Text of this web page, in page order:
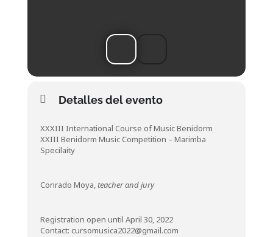
Detalles del evento
XXXIII International Course of Music Benidorm
XXIII Benidorm Music Competition – Marimba
Specilaity
Conrado Moya,teacher and jury
Registration open until April 30, 2022
Contact: cursomusica2022@gmail.com